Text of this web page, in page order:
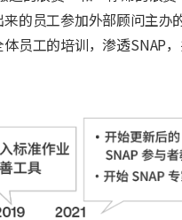
的员工参加外部顾问主办
员工的培训，渗透SNAP